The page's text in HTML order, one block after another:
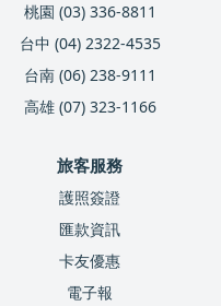
桃園 (03) 336-8811
台中 (04) 2322-4535
台南 (06) 238-9111
高雄 (07) 323-1166
旅客服務
護照簽證
匯款資訊
卡友優惠
電子報